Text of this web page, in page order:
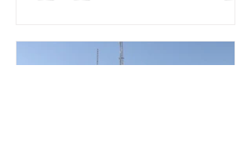
2025, se redujo a 47.5 por ciento, lo
que representa la baja más significativa